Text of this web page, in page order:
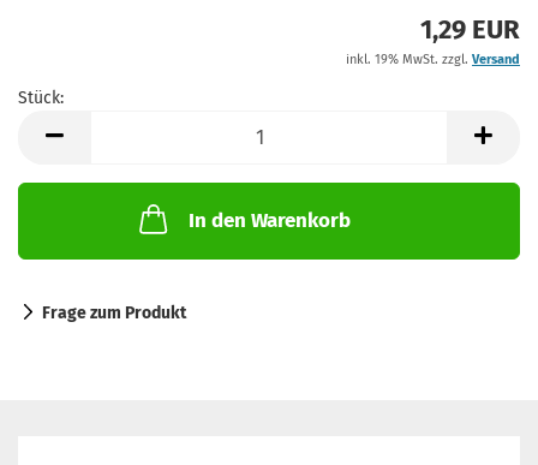
1,29 EUR
inkl. 19% MwSt. zzgl. Versand
Stück:
In den Warenkorb
Frage zum Produkt